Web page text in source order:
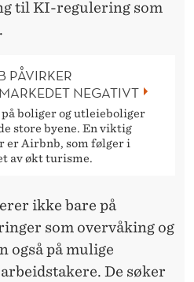
til KI-regulering som
PÅVIRKER
NEGATIVT
boliger og utleieboliger
store byene. En viktig
er Airbnb, som følger i
av økt turisme.
ikke bare på
som overvåking og
også på mulige
De søker